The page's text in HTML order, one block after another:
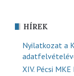
HÍREK
Nyilatkozat a
XIV. Pécsi